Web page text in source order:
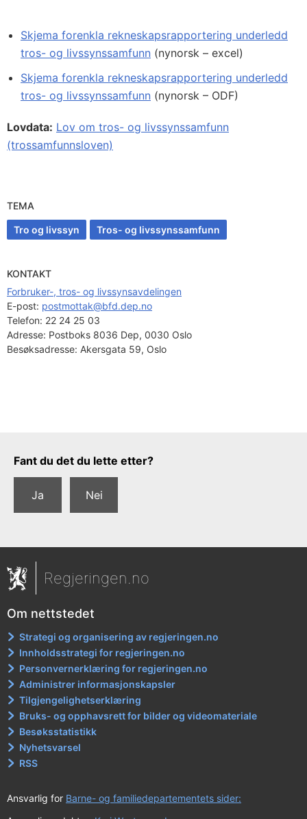
Skjema forenkla rekneskapsrapportering underledd
tros- og livssynssamfunn (nynorsk – excel)
Skjema forenkla rekneskapsrapportering underledd
tros- og livssynssamfunn (nynorsk – ODF)
Lovdata: Lov om tros- og livssynssamfunn
(trossamfunnsloven)
TEMA
Tro og livssyn Tros- og livssynssamfunn
KONTAKT
Forbruker-, tros- og livssynsavdelingen
E-post: postmottak@bfd.dep.no
Telefon: 22 24 25 03
Adresse: Postboks 8036 Dep, 0030 Oslo
Besøksadresse: Akersgata 59, Oslo
Tilbakemeldingsskjema
Fant du det du lette etter?
Ja Nei
Regjeringen.no
Om nettstedet
Strategi og organisering av regjeringen.no
Innholdsstrategi for regjeringen.no
Personvernerklæring for regjeringen.no
Administrer informasjonskapsler
Tilgjengelighetserklæring
Bruks- og opphavsrett for bilder og videomateriale
Besøksstatistikk
Nyhetsvarsel
RSS
Ansvarlig for Barne- og familiedepartementets sider: